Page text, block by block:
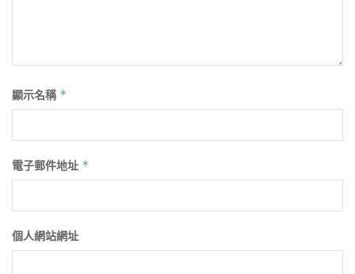
顯示名稱 *
電子郵件地址 *
個人網站網址